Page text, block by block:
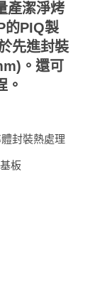
產潔淨烤
的PIQ製
先進封裝
。還可
。
封裝熱處理
板